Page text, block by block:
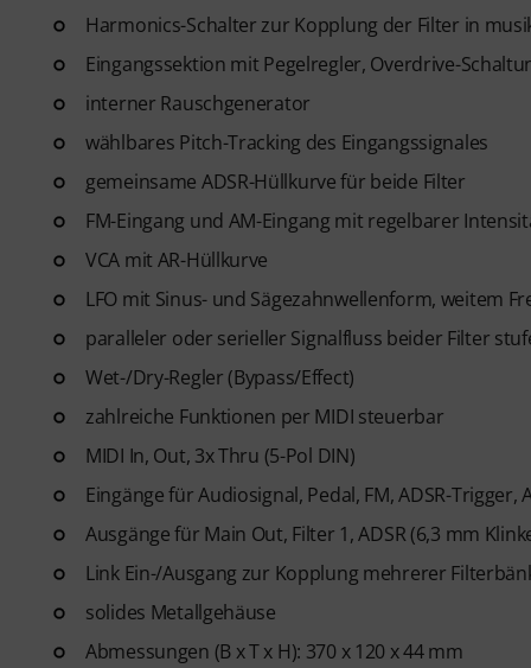
Harmonics-Schalter zur Kopplung der Filter in
Eingangssektion mit Pegelregler, Overdrive-
interner Rauschgenerator
wählbares Pitch-Tracking des Eingangssignales
gemeinsame ADSR-Hüllkurve für beide Filter
FM-Eingang und AM-Eingang mit regelbarer
VCA mit AR-Hüllkurve
LFO mit Sinus- und Sägezahnwellenform, weitem
paralleler oder serieller Signalfluss beider Filter
Wet-/Dry-Regler (Bypass/Effect)
zahlreiche Funktionen per MIDI steuerbar
MIDI In, Out, 3x Thru (5-Pol DIN)
Eingänge für Audiosignal, Pedal, FM, ADSR-Trigger,
Ausgänge für Main Out, Filter 1, ADSR (6,3 mm
Link Ein-/Ausgang zur Kopplung mehrerer
solides Metallgehäuse
Abmessungen (B x T x H): 370 x 120 x 44 mm